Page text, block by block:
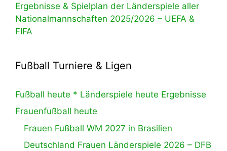
Ergebnisse & Spielplan der Länderspiele aller
Nationalmannschaften 2025/2026 – UEFA &
FIFA
Fußball Turniere & Ligen
Fußball heute * Länderspiele heute Ergebnisse
Frauenfußball heute
Frauen Fußball WM 2027 in Brasilien
Deutschland Frauen Länderspiele 2026 – DFB